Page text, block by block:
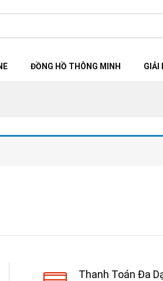
ĐỒNG HỒ THÔNG MINH GIẢI
Thanh Toán Đa